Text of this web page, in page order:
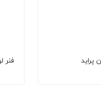
پرايد فنر